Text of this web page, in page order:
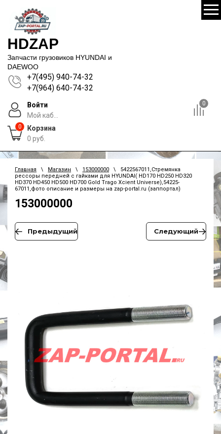
HDZAP
Запчасти грузовиков HYUNDAI и
DAEWOO
+7(495) 940-74-32
+7(964) 640-74-32
Войти
Мой каб...
0
0
Корзина
0 руб.
Главная \ Магазин \ 153000000 \ 5422567011,Стремянка
рессоры передней с гайками для HYUNDAI( HD170 HD250 HD320
HD370 HD450 HD500 HD700 Gold Trago Xcient Universe),54225-
67011,фото описание и размеры на zap-portal.ru (заппортал)
153000000
Предыдущий Следующий